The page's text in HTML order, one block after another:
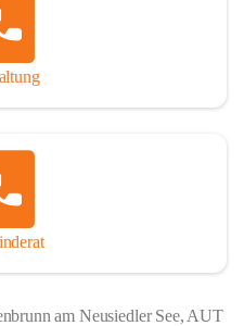
am Neusiedler See, AUT